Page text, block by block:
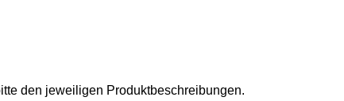
den jeweiligen Produktbeschreibungen.